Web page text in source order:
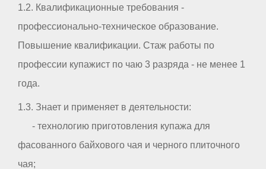
1.2. Квалификационные требования -
профессионально-техническое образование.
Повышение квалификации. Стаж работы по
профессии купажист по чаю 3 разряда - не менее 1
года.
1.3. Знает и применяет в деятельности:
- технологию приготовления купажа для
фасованного байхового чая и черного плиточного
чая;